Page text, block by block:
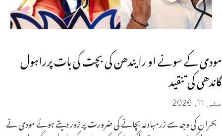
مودی کے سونے او رایندھن کی بچت کی بات پرراہول
گاندھی کی تنقید
مئی 11, 2026
بحران کی وجہ سے زرمبادلہ بچانے کی ضرورت پر زور دیتے ہوئے مودی نے